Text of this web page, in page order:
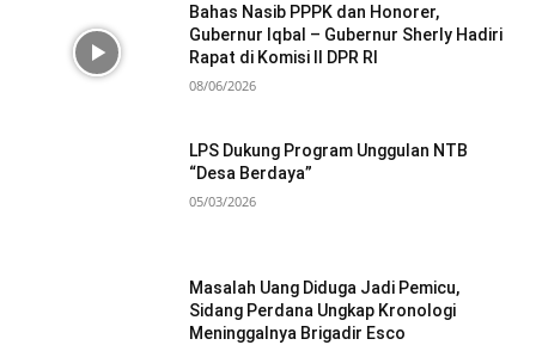
Bahas Nasib PPPK dan Honorer,
Gubernur Iqbal – Gubernur Sherly Hadiri
Rapat di Komisi II DPR RI
08/06/2026
LPS Dukung Program Unggulan NTB
“Desa Berdaya”
05/03/2026
Masalah Uang Diduga Jadi Pemicu,
Sidang Perdana Ungkap Kronologi
Meninggalnya Brigadir Esco